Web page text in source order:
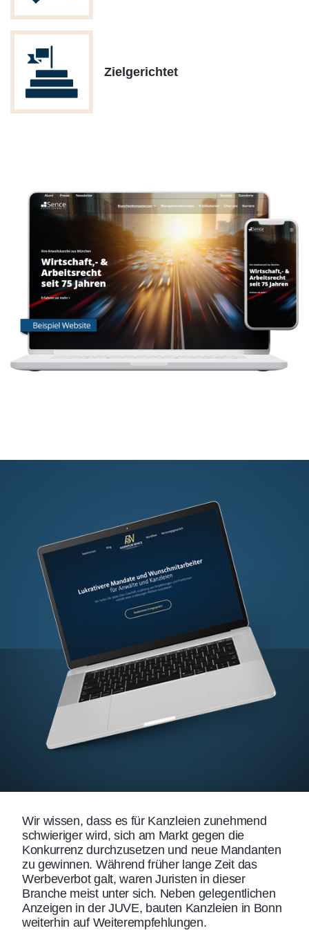
Zielgerichtet
Wir wissen, dass es für Kanzleien zunehmend
schwieriger wird, sich am Markt gegen die
Konkurrenz durchzusetzen und neue Mandanten
zu gewinnen. Während früher lange Zeit das
Werbeverbot galt, waren Juristen in dieser
Branche meist unter sich. Neben gelegentlichen
Anzeigen in der JUVE, bauten Kanzleien in Bonn
weiterhin auf Weiterempfehlungen.